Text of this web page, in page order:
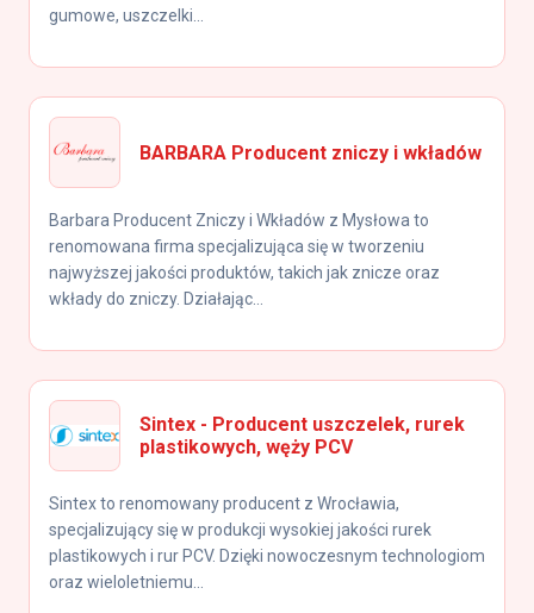
gumowe, uszczelki...
BARBARA Producent zniczy i wkładów
Barbara Producent Zniczy i Wkładów z Mysłowa to
renomowana firma specjalizująca się w tworzeniu
najwyższej jakości produktów, takich jak znicze oraz
wkłady do zniczy. Działając...
Sintex - Producent uszczelek, rurek
plastikowych, węży PCV
Sintex to renomowany producent z Wrocławia,
specjalizujący się w produkcji wysokiej jakości rurek
plastikowych i rur PCV. Dzięki nowoczesnym technologiom
oraz wieloletniemu...